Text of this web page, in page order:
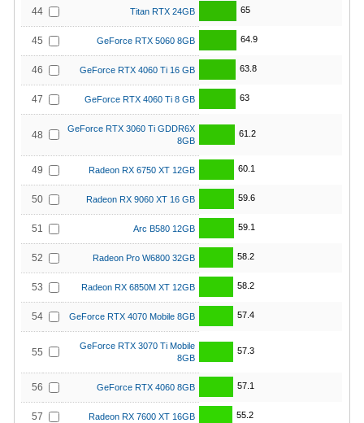
44 Titan RTX 24GB 65
45 GeForce RTX 5060 8GB 64.9
46 GeForce RTX 4060 Ti 16 GB 63.8
47 GeForce RTX 4060 Ti 8 GB 63
48
GeForce RTX 3060 Ti GDDR6X
8GB
61.2
49 Radeon RX 6750 XT 12GB 60.1
50 Radeon RX 9060 XT 16 GB 59.6
51 Arc B580 12GB 59.1
52 Radeon Pro W6800 32GB 58.2
53 Radeon RX 6850M XT 12GB 58.2
54 GeForce RTX 4070 Mobile 8GB 57.4
55
GeForce RTX 3070 Ti Mobile
8GB
57.3
56 GeForce RTX 4060 8GB 57.1
57 Radeon RX 7600 XT 16GB 55.2